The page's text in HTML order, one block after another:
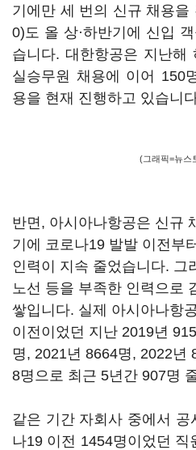
기에만 세 번의 신규 채용을
0)도 올 상·하반기에 신입
습니다. 대한항공은 지난해
실승무원 채용에 이어 150
용을 현재 진행하고 있습니
(그래픽=뉴스
반면, 아시아나항공은 신규
기에 코로나19 발발 이전부
인력이 지속 줄었습니다. 그
노선 등을 부족한 인력으로
쌓입니다. 실제 아시아나항
이전이었던 지난 2019년
명, 2021년 8664명, 2022년
8명으로 최근 5년간 907명
같은 기간 자회사 중에서
나19 이전 1454명이었던